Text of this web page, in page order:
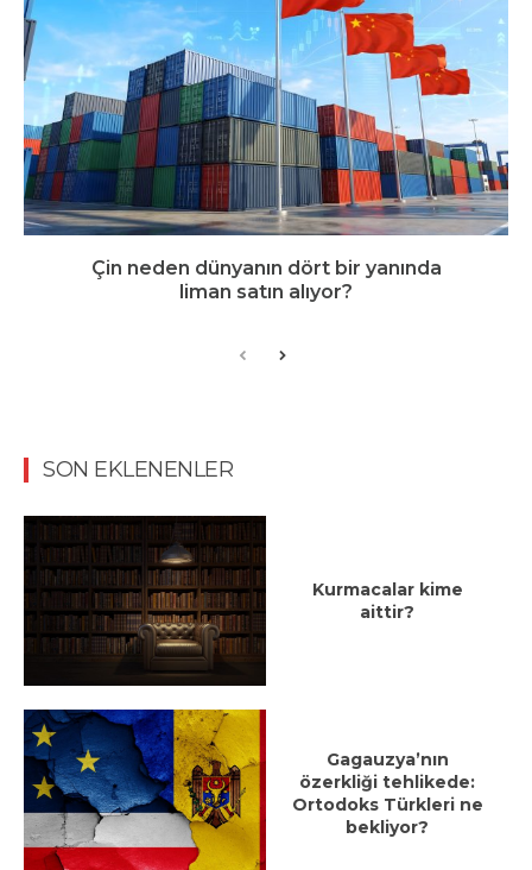
Çin neden dünyanın dört bir yanında
liman satın alıyor?
SON EKLENENLER
Kurmacalar kime
aittir?
Gagauzya’nın
özerkliği tehlikede:
Ortodoks Türkleri ne
bekliyor?